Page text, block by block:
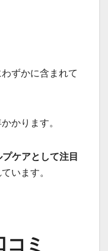
ずかに含まれて
かります。
ケアとして注目
います。
コミ